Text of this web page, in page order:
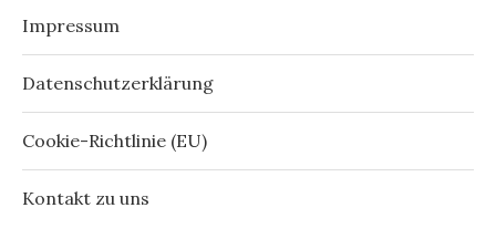
Impressum
Datenschutzerklärung
Cookie-Richtlinie (EU)
Kontakt zu uns